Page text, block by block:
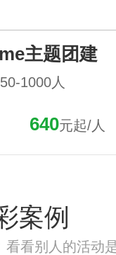
主题团建
1000人
640元起/人
案例
看看别人的活动